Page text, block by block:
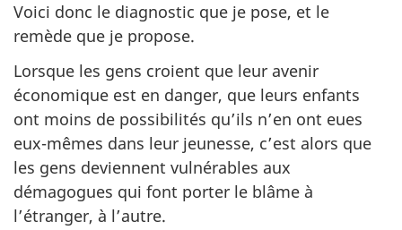
Voici donc le diagnostic que je pose, et le
remède que je propose.
Lorsque les gens croient que leur avenir
économique est en danger, que leurs enfants
ont moins de possibilités qu’ils n’en ont eues
eux-mêmes dans leur jeunesse, c’est alors que
les gens deviennent vulnérables aux
démagogues qui font porter le blâme à
l’étranger, à l’autre.